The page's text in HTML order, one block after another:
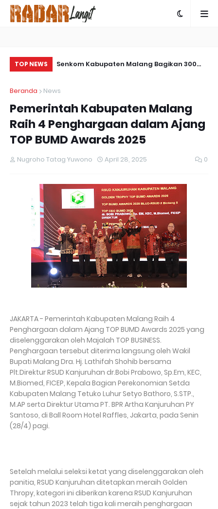
TOP NEWS
Paser Buat
Senkom Kabupaten Malang Bagikan 300
Pemudik
Beranda News
Pemerintah Kabupaten Malang
Raih 4 Penghargaan dalam Ajang
TOP BUMD Awards 2025
Nugroho Tatag Yuwono April 28, 2025 0
JAKARTA - Pemerintah Kabupaten Malang Raih 4
Penghargaan dalam Ajang TOP BUMD Awards 2025 yang
diselenggarakan oleh Majalah TOP BUSINESS.
Penghargaan tersebut diterima langsung oleh Wakil
Bupati Malang Dra. Hj. Lathifah Shohib bersama
Plt.Direktur RSUD Kanjuruhan dr.Bobi Prabowo, Sp.Em, KEC,
M.Biomed, FICEP, Kepala Bagian Perekonomian Setda
Kabupaten Malang Tetuko Luhur Setyo Bathoro, S.STP.,
M.AP serta Direktur Utama PT. BPR Artha Kanjuruhan PY
Santoso, di Ball Room Hotel Raffles, Jakarta, pada Senin
(28/4) pagi.
Setelah melalui seleksi ketat yang diselenggarakan oleh
panitia, RSUD Kanjuruhan ditetapkan meraih Golden
Thropy, kategori ini diberikan karena RSUD Kanjuruhan
sejak tahun 2023 telah tiga kali meraih penghargaan